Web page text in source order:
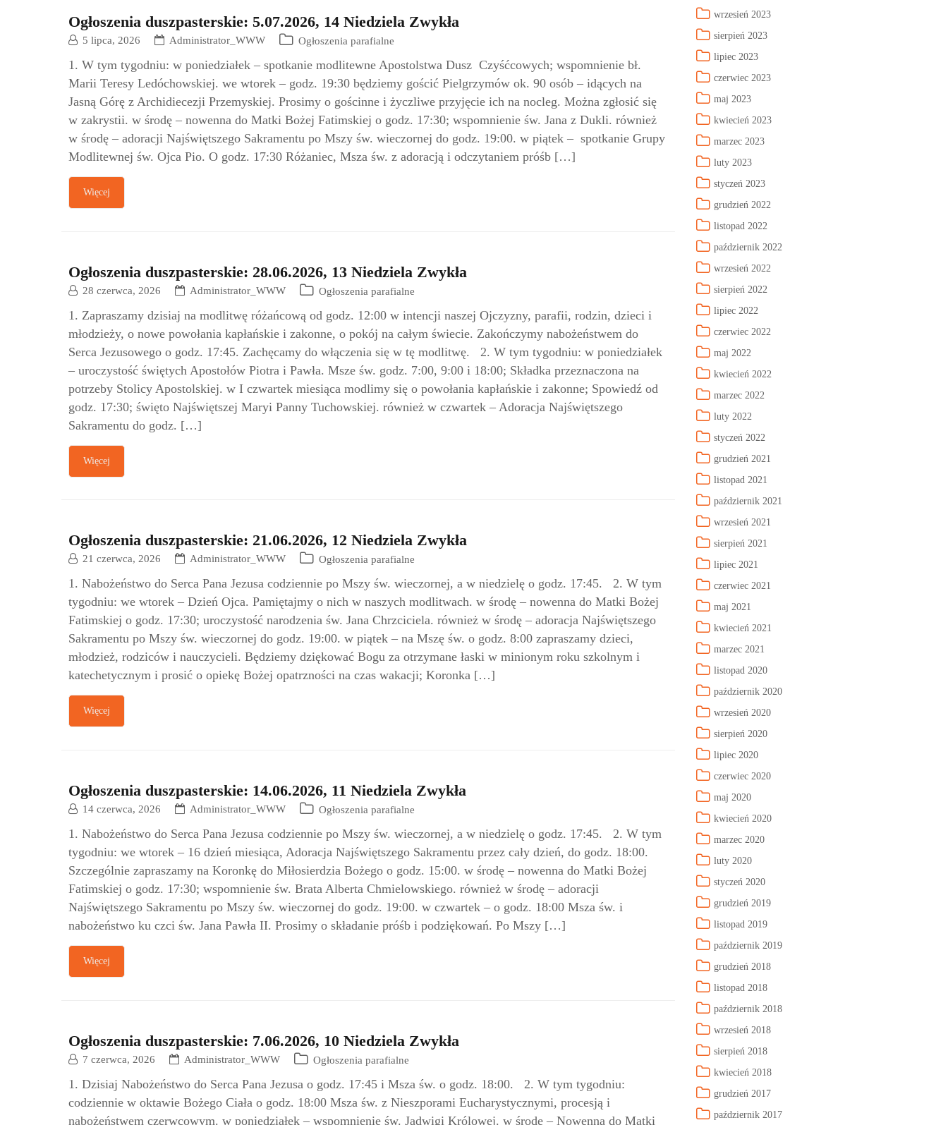
Ogłoszenia duszpasterskie: 5.07.2026, 14 Niedziela Zwykła
5 lipca, 2026 Administrator_WWW Ogłoszenia parafialne
1. W tym tygodniu: w poniedziałek – spotkanie modlitewne Apostolstwa Dusz Czyśćcowych; wspomnienie bł.
Marii Teresy Ledóchowskiej. we wtorek – godz. 19:30 będziemy gościć Pielgrzymów ok. 90 osób – idących na
Jasną Górę z Archidiecezji Przemyskiej. Prosimy o gościnne i życzliwe przyjęcie ich na nocleg. Można zgłosić się
w zakrystii. w środę – nowenna do Matki Bożej Fatimskiej o godz. 17:30; wspomnienie św. Jana z Dukli. również
w środę – adoracji Najświętszego Sakramentu po Mszy św. wieczornej do godz. 19:00. w piątek – spotkanie Grupy
Modlitewnej św. Ojca Pio. O godz. 17:30 Różaniec, Msza św. z adoracją i odczytaniem próśb […]
Więcej
Ogłoszenia duszpasterskie: 28.06.2026, 13 Niedziela Zwykła
28 czerwca, 2026 Administrator_WWW Ogłoszenia parafialne
1. Zapraszamy dzisiaj na modlitwę różańcową od godz. 12:00 w intencji naszej Ojczyzny, parafii, rodzin, dzieci i
młodzieży, o nowe powołania kapłańskie i zakonne, o pokój na całym świecie. Zakończymy nabożeństwem do
Serca Jezusowego o godz. 17:45. Zachęcamy do włączenia się w tę modlitwę. 2. W tym tygodniu: w poniedziałek
– uroczystość świętych Apostołów Piotra i Pawła. Msze św. godz. 7:00, 9:00 i 18:00; Składka przeznaczona na
potrzeby Stolicy Apostolskiej. w I czwartek miesiąca modlimy się o powołania kapłańskie i zakonne; Spowiedź od
godz. 17:30; święto Najświętszej Maryi Panny Tuchowskiej. również w czwartek – Adoracja Najświętszego
Sakramentu do godz. […]
Więcej
Ogłoszenia duszpasterskie: 21.06.2026, 12 Niedziela Zwykła
21 czerwca, 2026 Administrator_WWW Ogłoszenia parafialne
1. Nabożeństwo do Serca Pana Jezusa codziennie po Mszy św. wieczornej, a w niedzielę o godz. 17:45. 2. W tym
tygodniu: we wtorek – Dzień Ojca. Pamiętajmy o nich w naszych modlitwach. w środę – nowenna do Matki Bożej
Fatimskiej o godz. 17:30; uroczystość narodzenia św. Jana Chrzciciela. również w środę – adoracja Najświętszego
Sakramentu po Mszy św. wieczornej do godz. 19:00. w piątek – na Mszę św. o godz. 8:00 zapraszamy dzieci,
młodzież, rodziców i nauczycieli. Będziemy dziękować Bogu za otrzymane łaski w minionym roku szkolnym i
katechetycznym i prosić o opiekę Bożej opatrzności na czas wakacji; Koronka […]
Więcej
Ogłoszenia duszpasterskie: 14.06.2026, 11 Niedziela Zwykła
14 czerwca, 2026 Administrator_WWW Ogłoszenia parafialne
1. Nabożeństwo do Serca Pana Jezusa codziennie po Mszy św. wieczornej, a w niedzielę o godz. 17:45. 2. W tym
tygodniu: we wtorek – 16 dzień miesiąca, Adoracja Najświętszego Sakramentu przez cały dzień, do godz. 18:00.
Szczególnie zapraszamy na Koronkę do Miłosierdzia Bożego o godz. 15:00. w środę – nowenna do Matki Bożej
Fatimskiej o godz. 17:30; wspomnienie św. Brata Alberta Chmielowskiego. również w środę – adoracji
Najświętszego Sakramentu po Mszy św. wieczornej do godz. 19:00. w czwartek – o godz. 18:00 Msza św. i
nabożeństwo ku czci św. Jana Pawła II. Prosimy o składanie próśb i podziękowań. Po Mszy […]
Więcej
Ogłoszenia duszpasterskie: 7.06.2026, 10 Niedziela Zwykła
7 czerwca, 2026 Administrator_WWW Ogłoszenia parafialne
1. Dzisiaj Nabożeństwo do Serca Pana Jezusa o godz. 17:45 i Msza św. o godz. 18:00. 2. W tym tygodniu:
codziennie w oktawie Bożego Ciała o godz. 18:00 Msza św. z Nieszporami Eucharystycznymi, procesją i
nabożeństwem czerwcowym. w poniedziałek – wspomnienie św. Jadwigi Królowej. w środę – Nowenna do Matki
wrzesień 2023
sierpień 2023
lipiec 2023
czerwiec 2023
maj 2023
kwiecień 2023
marzec 2023
luty 2023
styczeń 2023
grudzień 2022
listopad 2022
październik 2022
wrzesień 2022
sierpień 2022
lipiec 2022
czerwiec 2022
maj 2022
kwiecień 2022
marzec 2022
luty 2022
styczeń 2022
grudzień 2021
listopad 2021
październik 2021
wrzesień 2021
sierpień 2021
lipiec 2021
czerwiec 2021
maj 2021
kwiecień 2021
marzec 2021
listopad 2020
październik 2020
wrzesień 2020
sierpień 2020
lipiec 2020
czerwiec 2020
maj 2020
kwiecień 2020
marzec 2020
luty 2020
styczeń 2020
grudzień 2019
listopad 2019
październik 2019
grudzień 2018
listopad 2018
październik 2018
wrzesień 2018
sierpień 2018
kwiecień 2018
grudzień 2017
październik 2017